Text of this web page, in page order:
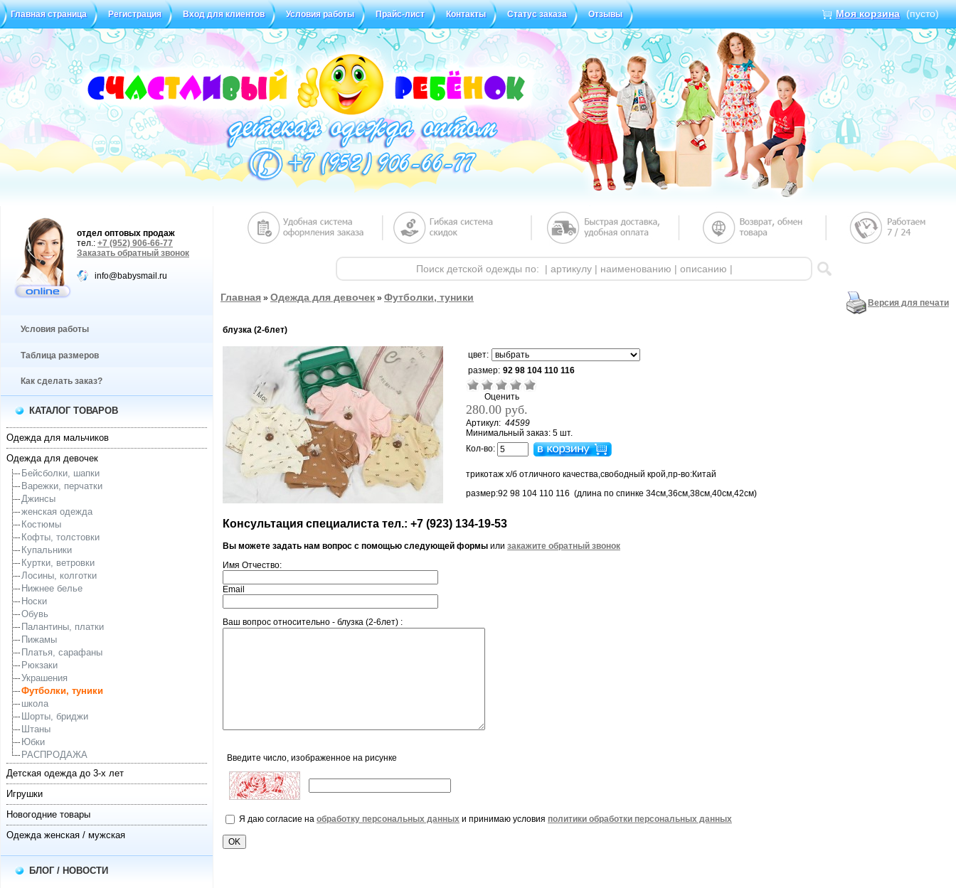
Главная страница Регистрация Вход для клиентов Условия работы Прайс-лист Контакты Статус заказа Отзывы Моя корзина (пусто)
отдел оптовых продаж
тел.: +7 (952) 906-66-77
Заказать обратный звонок
info@babysmail.ru
Условия работы
Таблица размеров
Как сделать заказ?
КАТАЛОГ ТОВАРОВ
Одежда для мальчиков
Одежда для девочек
Бейсболки, шапки
Варежки, перчатки
Джинсы
женская одежда
Костюмы
Кофты, толстовки
Купальники
Куртки, ветровки
Лосины, колготки
Нижнее белье
Носки
Обувь
Палантины, платки
Пижамы
Платья, сарафаны
Рюкзаки
Украшения
Футболки, туники
школа
Шорты, бриджи
Штаны
Юбки
РАСПРОДАЖА
Детская одежда до 3-х лет
Игрушки
Новогодние товары
Одежда женская / мужская
БЛОГ / НОВОСТИ
Главная » Одежда для девочек » Футболки, туники Версия для печати
блузка (2-6лет)
цвет:
размер: 92 98 104 110 116
Оценить
280.00 руб.
Артикул: 44599
Минимальный заказ: 5 шт.
Кол-во:
трикотаж х/б отличного качества,свободный крой,пр-во:Китай
размер:92 98 104 110 116 (длина по спинке 34см,36см,38см,40см,42см)
Консультация специалиста тел.: +7 (923) 134-19-53
Вы можете задать нам вопрос с помощью следующей формы или закажите обратный звонок
Имя Отчество:
Email
Ваш вопрос относительно - блузка (2-6лет) :
Введите число, изображенное на рисунке
Я даю согласие на обработку персональных данных и принимаю условия политики обработки персональных данных